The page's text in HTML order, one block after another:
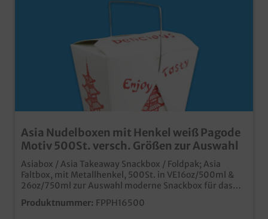
Asia Nudelboxen mit Henkel weiß Pagode
Motiv 500St. versch. Größen zur Auswahl
Asiabox / Asia Takeaway Snackbox / Foldpak; Asia
Faltbox, mit Metallhenkel, 500St. in VE16oz/500ml &
26oz/750ml zur Auswahl moderne Snackbox für das
Asia Take away Geschäft aus stabilem beschichtetem
Papier, fettdicht und geschmacksneutralmit
Produktnummer: FPPH16500